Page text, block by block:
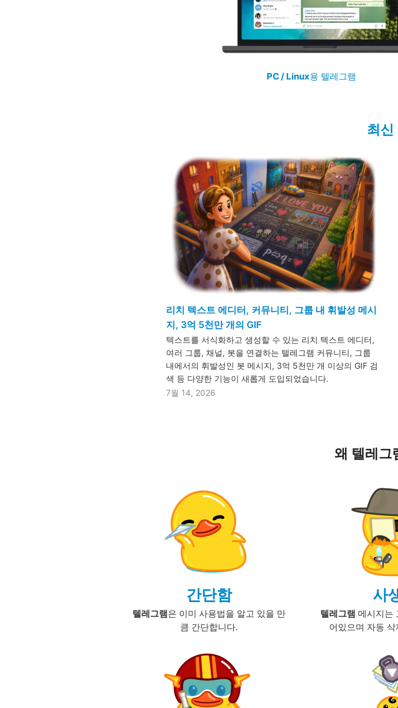
PC / Linux용 텔레그램
최신
리치 텍스트 에디터, 커뮤니티, 그룹 내 휘발성 메시
지, 3억 5천만 개의 GIF
텍스트를 서식화하고 생성할 수 있는 리치 텍스트 에디터,
여러 그룹, 채널, 봇을 연결하는 텔레그램 커뮤니티, 그룹
내에서의 휘발성인 봇 메시지, 3억 5천만 개 이상의 GIF 검
색 등 다양한 기능이 새롭게 도입되었습니다.
7월 14, 2026
왜 텔레그
간단함
텔레그램은 이미 사용법을 알고 있을 만
큼 간단합니다.
사
텔레그램 메시지는
어있으며 자동